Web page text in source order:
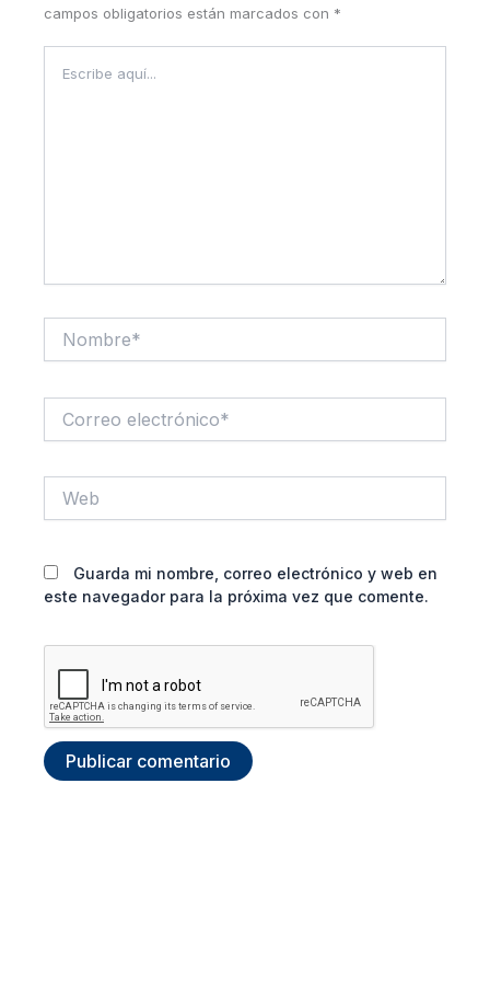
campos obligatorios están marcados con *
aquí...
electrónico*
Guarda mi nombre, correo electrónico y web en
este navegador para la próxima vez que comente.